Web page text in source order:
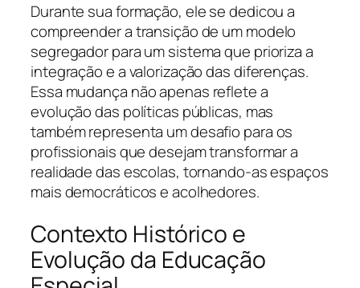
Durante sua formação, ele se dedicou a
compreender a transição de um modelo
segregador para um sistema que prioriza a
integração e a valorização das diferenças.
Essa mudança não apenas reflete a
evolução das políticas públicas, mas
também representa um desafio para os
profissionais que desejam transformar a
realidade das escolas, tornando-as espaços
mais democráticos e acolhedores.
Contexto Histórico e
Evolução da Educação